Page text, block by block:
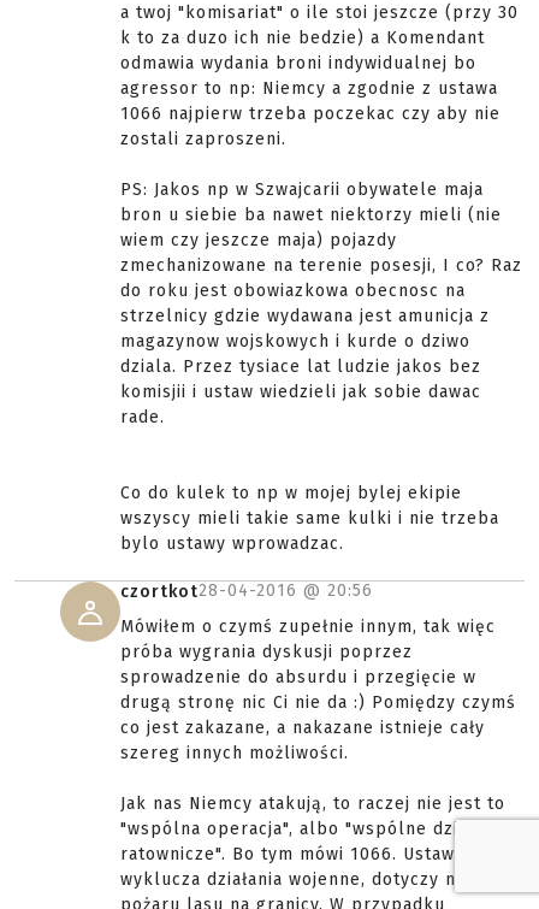
a twoj "komisariat" o ile stoi jeszcze (przy 30
k to za duzo ich nie bedzie) a Komendant
odmawia wydania broni indywidualnej bo
agressor to np: Niemcy a zgodnie z ustawa
1066 najpierw trzeba poczekac czy aby nie
zostali zaproszeni.
PS: Jakos np w Szwajcarii obywatele maja
bron u siebie ba nawet niektorzy mieli (nie
wiem czy jeszcze maja) pojazdy
zmechanizowane na terenie posesji, I co? Raz
do roku jest obowiazkowa obecnosc na
strzelnicy gdzie wydawana jest amunicja z
magazynow wojskowych i kurde o dziwo
dziala. Przez tysiace lat ludzie jakos bez
komisjii i ustaw wiedzieli jak sobie dawac
rade.
Co do kulek to np w mojej bylej ekipie
wszyscy mieli takie same kulki i nie trzeba
bylo ustawy wprowadzac.
czortkot28-04-2016 @ 20:56
Mówiłem o czymś zupełnie innym, tak więc
próba wygrania dyskusji poprzez
sprowadzenie do absurdu i przegięcie w
drugą stronę nic Ci nie da :) Pomiędzy czymś
co jest zakazane, a nakazane istnieje cały
szereg innych możliwości.
Jak nas Niemcy atakują, to raczej nie jest to
"wspólna operacja", albo "wspólne działanie
ratownicze". Bo tym mówi 1066. Ustawa
wyklucza działania wojenne, dotyczy np.
pożaru lasu na granicy. W przypadku